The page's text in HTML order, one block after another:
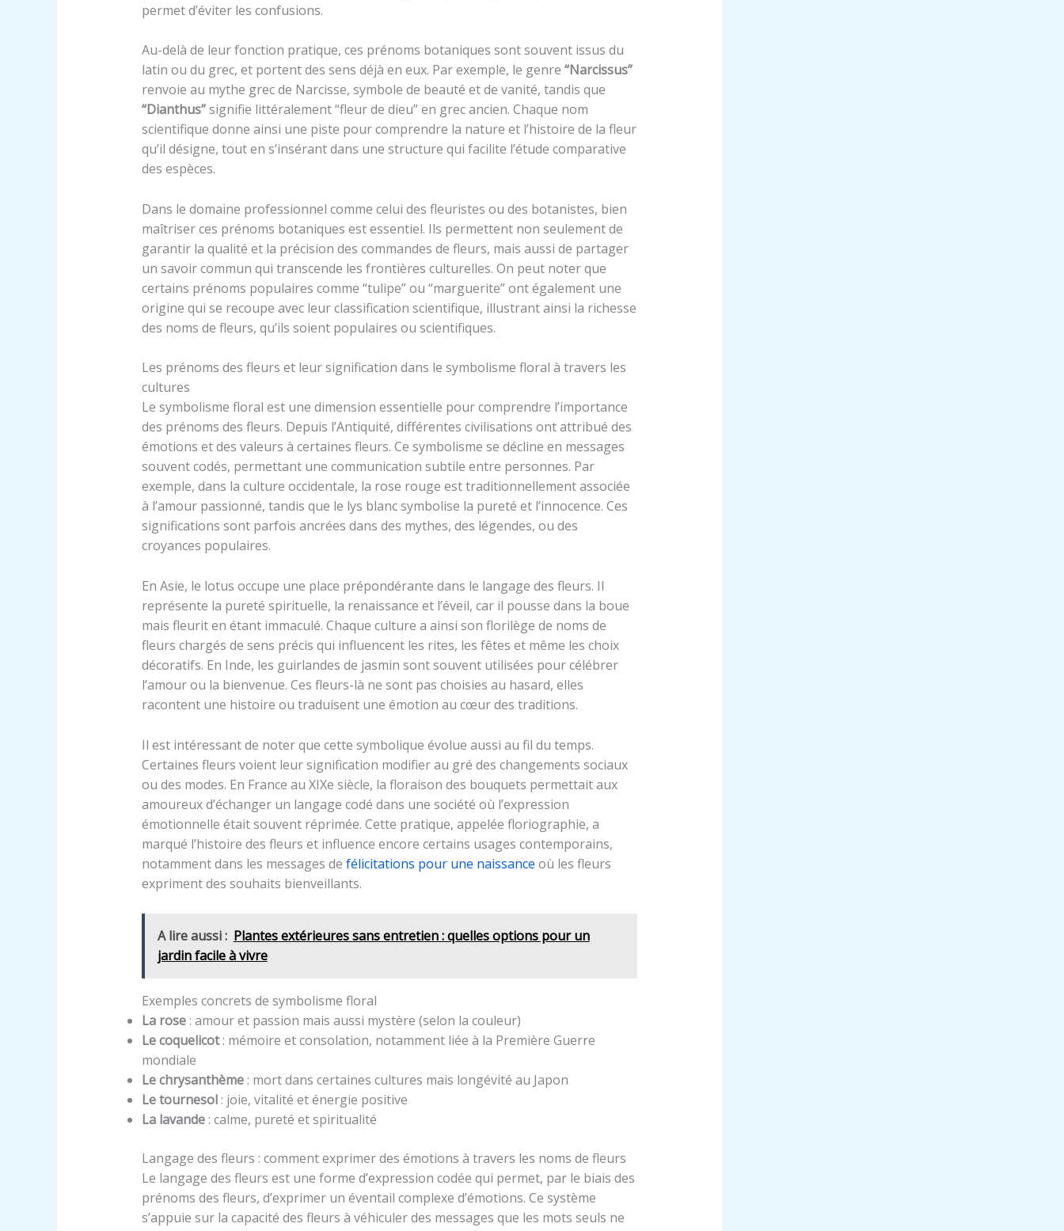
permet d’éviter les confusions.
Au-delà de leur fonction pratique, ces prénoms botaniques sont souvent issus du
latin ou du grec, et portent des sens déjà en eux. Par exemple, le genre “Narcissus”
renvoie au mythe grec de Narcisse, symbole de beauté et de vanité, tandis que
“Dianthus”signifie littéralement “fleur de dieu” en grec ancien. Chaque nom
scientifique donne ainsi une piste pour comprendre la nature et l’histoire de la fleur
qu’il désigne, tout en s’insérant dans une structure qui facilite l’étude comparative
des espèces.
Dans le domaine professionnel comme celui des fleuristes ou des botanistes, bien
maîtriser ces prénoms botaniques est essentiel. Ils permettent non seulement de
garantir la qualité et la précision des commandes de fleurs, mais aussi de partager
un savoir commun qui transcende les frontières culturelles. On peut noter que
certains prénoms populaires comme “tulipe” ou “marguerite” ont également une
origine qui se recoupe avec leur classification scientifique, illustrant ainsi la richesse
des noms de fleurs, qu’ils soient populaires ou scientifiques.
Les prénoms des fleurs et leur signification dans le symbolisme floral à travers les
cultures
Le symbolisme floral est une dimension essentielle pour comprendre l’importance
des prénoms des fleurs. Depuis l’Antiquité, différentes civilisations ont attribué des
émotions et des valeurs à certaines fleurs. Ce symbolisme se décline en messages
souvent codés, permettant une communication subtile entre personnes. Par
exemple, dans la culture occidentale, la rose rouge est traditionnellement associée
à l’amour passionné, tandis que le lys blanc symbolise la pureté et l’innocence. Ces
significations sont parfois ancrées dans des mythes, des légendes, ou des
croyances populaires.
En Asie, le lotus occupe une place prépondérante dans le langage des fleurs. Il
représente la pureté spirituelle, la renaissance et l’éveil, car il pousse dans la boue
mais fleurit en étant immaculé. Chaque culture a ainsi son florilège de noms de
fleurs chargés de sens précis qui influencent les rites, les fêtes et même les choix
décoratifs. En Inde, les guirlandes de jasmin sont souvent utilisées pour célébrer
l’amour ou la bienvenue. Ces fleurs-là ne sont pas choisies au hasard, elles
racontent une histoire ou traduisent une émotion au cœur des traditions.
Il est intéressant de noter que cette symbolique évolue aussi au fil du temps.
Certaines fleurs voient leur signification modifier au gré des changements sociaux
ou des modes. En France au XIXe siècle, la floraison des bouquets permettait aux
amoureux d’échanger un langage codé dans une société où l’expression
émotionnelle était souvent réprimée. Cette pratique, appelée floriographie, a
marqué l’histoire des fleurs et influence encore certains usages contemporains,
notamment dans les messages de félicitations pour une naissance où les fleurs
expriment des souhaits bienveillants.
A lire aussi : Plantes extérieures sans entretien : quelles options pour un
jardin facile à vivre
Exemples concrets de symbolisme floral
La rose: amour et passion mais aussi mystère (selon la couleur)
Le coquelicot: mémoire et consolation, notamment liée à la Première Guerre
mondiale
Le chrysanthème: mort dans certaines cultures mais longévité au Japon
Le tournesol: joie, vitalité et énergie positive
La lavande: calme, pureté et spiritualité
Langage des fleurs : comment exprimer des émotions à travers les noms de fleurs
Le langage des fleurs est une forme d’expression codée qui permet, par le biais des
prénoms des fleurs, d’exprimer un éventail complexe d’émotions. Ce système
s’appuie sur la capacité des fleurs à véhiculer des messages que les mots seuls ne